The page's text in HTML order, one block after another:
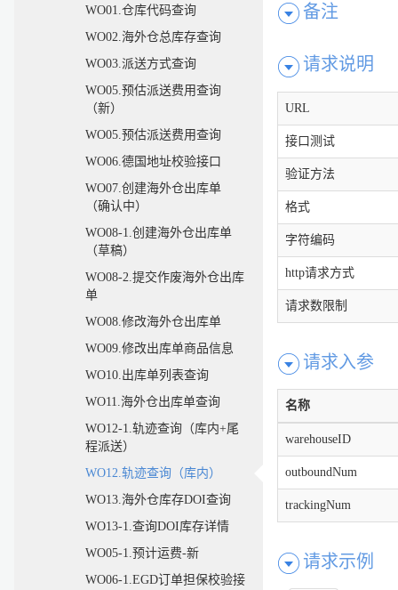
WO01.仓库代码查询
WO02.海外仓总库存查询
WO03.派送方式查询
WO05.预估派送费用查询
（新）
WO05.预估派送费用查询
WO06.德国地址校验接口
WO07.创建海外仓出库单
（确认中）
WO08-1.创建海外仓出库单
（草稿）
WO08-2.提交作废海外仓出库
单
WO08.修改海外仓出库单
WO09.修改出库单商品信息
WO10.出库单列表查询
WO11.海外仓出库单查询
WO12-1.轨迹查询（库内+尾
程派送）
WO12.轨迹查询（库内）
WO13.海外仓库存DOI查询
WO13-1.查询DOI库存详情
WO05-1.预计运费-新
WO06-1.EGD订单担保校验接
备注
请求说明
URL
接口测试
验证方法
格式
字符编码
http请求方式
请求数限制
请求入参
名称
warehouseID
outboundNum
trackingNum
请求示例